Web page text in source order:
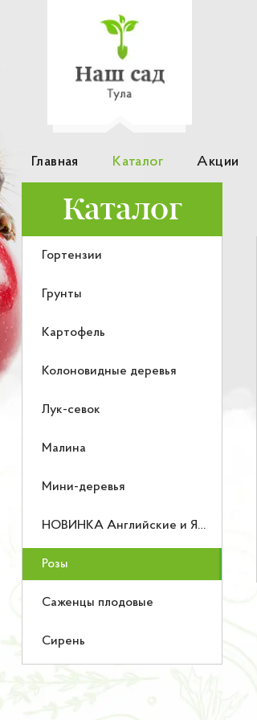
Главная Каталог Акции
Каталог
Гортензии
Грунты
Картофель
Колоновидные деревья
Лук-севок
Малина
Мини-деревья
НОВИНКА Английские и Японские розы
Розы
Саженцы плодовые
Сирень